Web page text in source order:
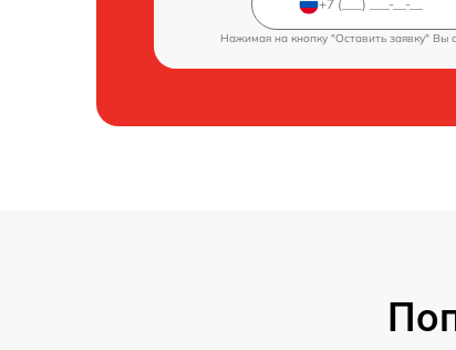
Нажимая на кнопку "Оставить заявку" Вы